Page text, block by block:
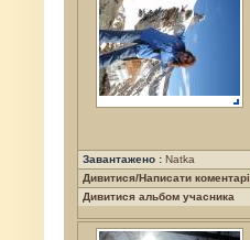
Завантажено : Natka
Дивитися/Написати коментарі
Дивитися альбом учасника